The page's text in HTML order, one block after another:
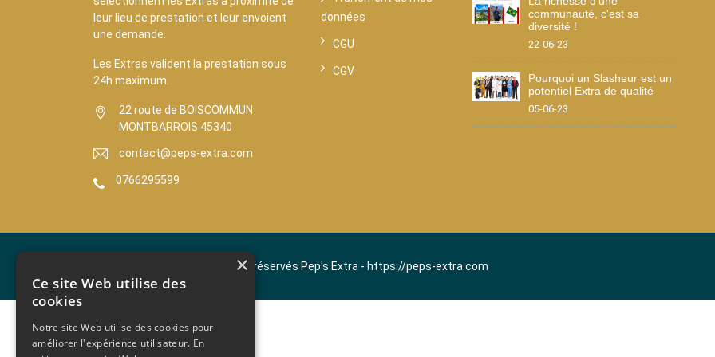
leur lieu de prestation et leur envoient
une demande.
Les Extras valident la prestation sous
24h maximum.
22 route de BOISCOMMUN
MONTBARROIS 45340
contact@peps-extra.com
0766295599
données
CGU
CGV
communauté, c'est sa
diversité !
22-06-23
Pourquoi un Slasheur est un
potentiel Extra de qualité
05-06-23
Copyright © 2024 - Tous droits réservés Pep's Extra - https://peps-extra.com
×
Ce site Web utilise des
cookies
Notre site Web utilise des cookies pour
améliorer l'expérience utilisateur. En